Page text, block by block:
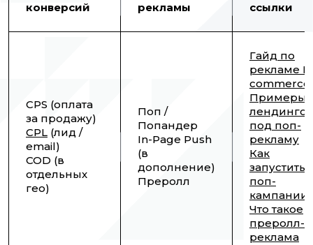
конверсий
рекламы
ссылки
CPS (оплата
за продажу)
CPL (лид /
email)
COD (в
отдельных
гео)
Поп /
Попандер
In-Page Push
(в
дополнение)
Преролл
Гайд по
рекламе E-
commerce
Примеры
лендингов
под поп-
рекламу
Как
запустить
поп-
кампании
Что такое
преролл-
реклама